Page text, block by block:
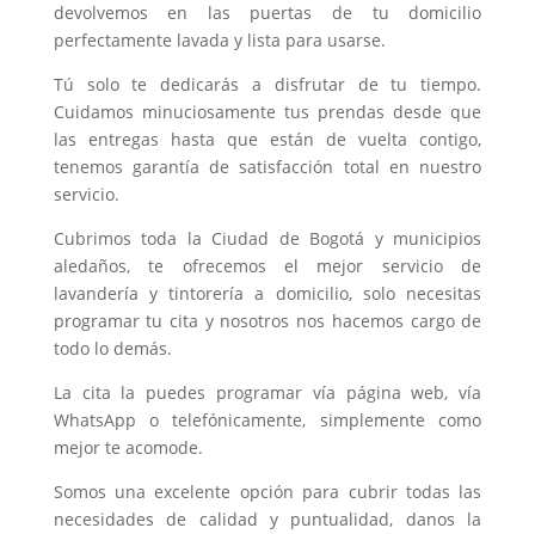
devolvemos en las puertas de tu domicilio
perfectamente lavada y lista para usarse.
Tú solo te dedicarás a disfrutar de tu tiempo.
Cuidamos minuciosamente tus prendas desde que
las entregas hasta que están de vuelta contigo,
tenemos garantía de satisfacción total en nuestro
servicio.
Cubrimos toda la Ciudad de Bogotá y municipios
aledaños, te ofrecemos el mejor servicio de
lavandería y tintorería a domicilio, solo necesitas
programar tu cita y nosotros nos hacemos cargo de
todo lo demás.
La cita la puedes programar vía página web, vía
WhatsApp o telefónicamente, simplemente como
mejor te acomode.
Somos una excelente opción para cubrir todas las
necesidades de calidad y puntualidad, danos la